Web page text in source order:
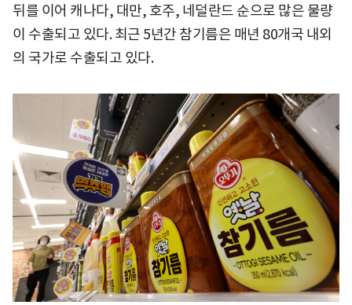
뒤를 이어 캐나다, 대만, 호주, 네덜란드 순으로 많은 물량
이 수출되고 있다. 최근 5년간 참기름은 매년 80개국 내외
의 국가로 수출되고 있다.